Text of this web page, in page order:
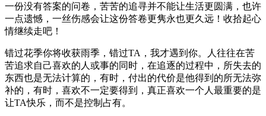
一份没有答案的问卷，苦苦的追寻并不能让生活更圆满，也许
一点遗憾，一丝伤感会让这份答卷更隽永也更久远！收拾起心
情继续走吧！
错过花季你将收获雨季，错过TA，我才遇到你。人往往在苦
苦追求自己喜欢的人或事的同时，在追逐的过程中，所失去的
东西也是无法计算的，有时，付出的代价是他得到的所无法弥
补的，有时，喜欢不一定要得到，真正喜欢一个人最重要的是
让TA快乐，而不是控制占有。